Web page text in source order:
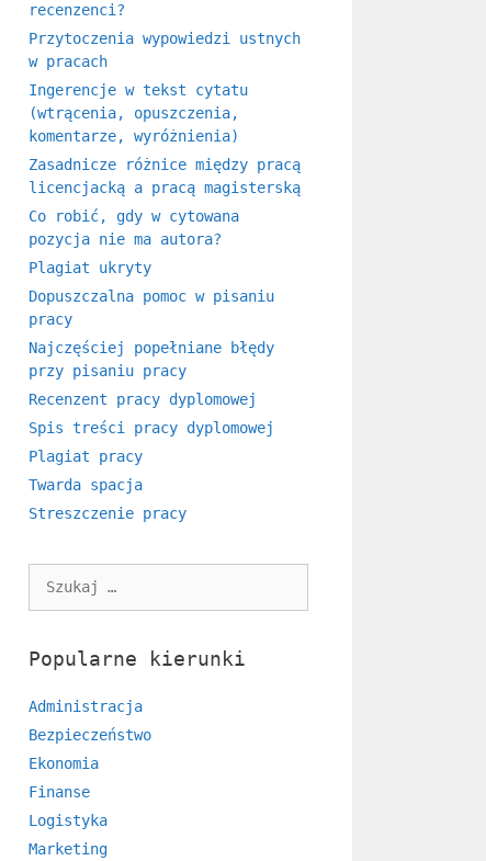
recenzenci?
Przytoczenia wypowiedzi ustnych
w pracach
Ingerencje w tekst cytatu
(wtrącenia, opuszczenia,
komentarze, wyróżnienia)
Zasadnicze różnice między pracą
licencjacką a pracą magisterską
Co robić, gdy w cytowana
pozycja nie ma autora?
Plagiat ukryty
Dopuszczalna pomoc w pisaniu
pracy
Najczęściej popełniane błędy
przy pisaniu pracy
Recenzent pracy dyplomowej
Spis treści pracy dyplomowej
Plagiat pracy
Twarda spacja
Streszczenie pracy
Popularne kierunki
Administracja
Bezpieczeństwo
Ekonomia
Finanse
Logistyka
Marketing